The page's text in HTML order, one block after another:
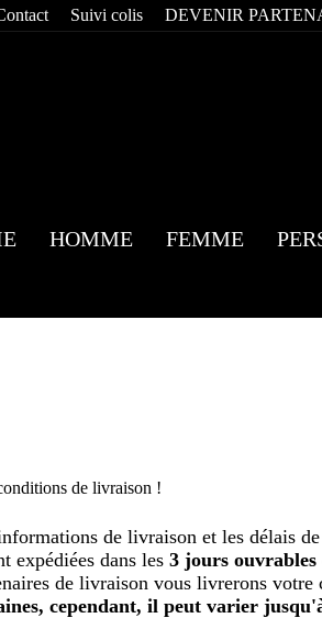
Suivi colis DEVENIR
HOMME FEMME
de livraison !
de livraison et les délais
expédiées dans les 3 jours
de livraison vous livrerons votre
cependant, il peut varier